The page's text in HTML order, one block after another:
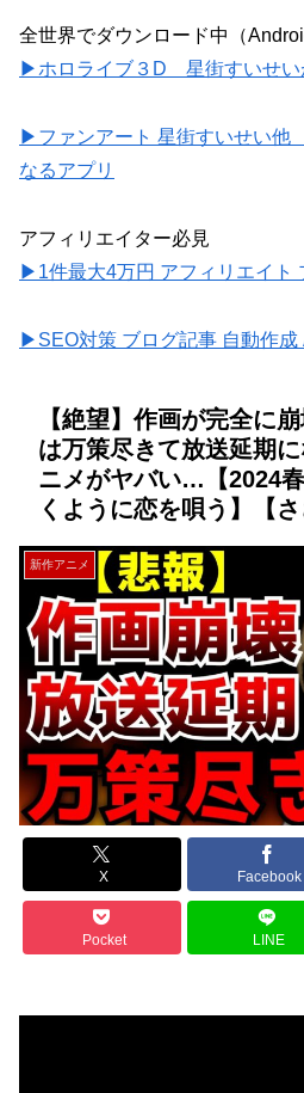
全世界でダウンロード中（
▶ホロライブ３D 星街すいせい
▶ファンアート 星街すいせい他
なるアプリ
アフィリエイター必見
▶1件最大4万円 アフィリエイト
▶SEO対策 ブログ記事 自動作成
【絶望】作画が完全に
は万策尽きて放送延期
ニメがヤバい…【2024
くように恋を唄う】【さ
新作アニメ
X Facebook
Pocket LINE